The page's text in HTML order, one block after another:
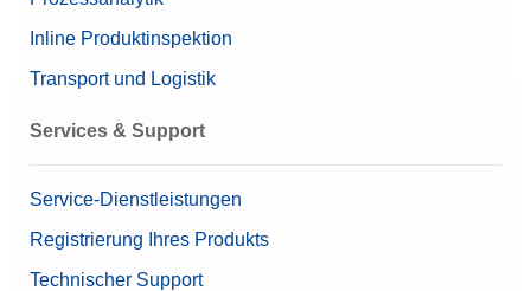
Inline Produktinspektion
Transport und Logistik
Services & Support
Service-Dienstleistungen
Registrierung Ihres Produkts
Technischer Support